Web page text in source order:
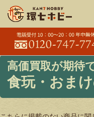
食玩・おま